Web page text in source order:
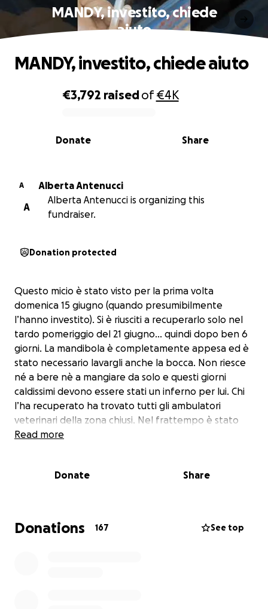
MANDY, investito, chiede
aiuto
0% complete
€3,792 raisedof€4K
Share
Donate
MANDY, investito, chiede aiuto
A
Alberta Antenucci
A
Alberta Antenucci is organizing this
fundraiser.
Donation protected
Questo micio è stato visto per la prima volta
domenica 15 giugno (quando presumibilmente
l’hanno investito). Si è riusciti a recuperarlo solo nel
tardo pomeriggio del 21 giugno… quindi dopo ben 6
giorni. La mandibola è completamente appesa ed è
stato necessario lavargli anche la bocca. Non riesce
né a bere nè a mangiare da solo e questi giorni
caldissimi devono essere stati un inferno per lui. Chi
l’ha recuperato ha trovato tutti gli ambulatori
veterinari della zona chiusi. Nel frattempo è stato
stabilizzato… gli è stata fatta una flebo per
antibiotico. Servono fondi per poterlo aiutare dato
veterinario che dovrà sedarlo per effettuare uno
studio radiografico, decidere il da farsi e quantificare
Read more
Donate Share
Donations 167 See top